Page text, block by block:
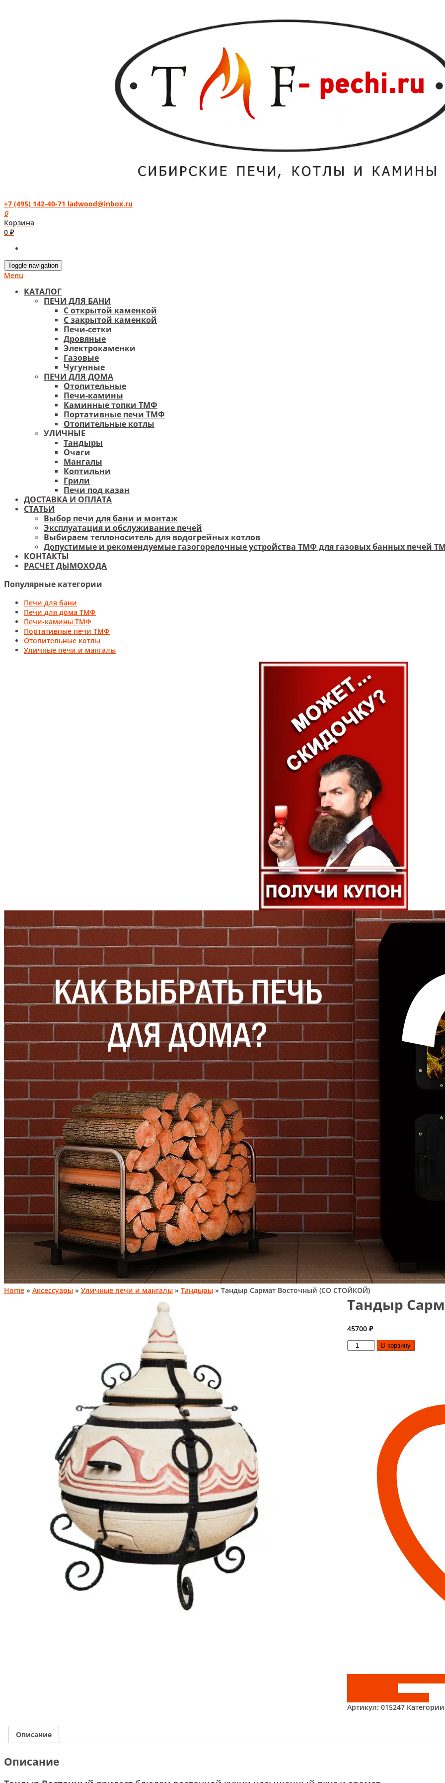
+7 (495) 142-40-71 ladwood@inbox.ru
0
Корзина
0 ₽
Toggle navigation
Menu
КАТАЛОГ
ПЕЧИ ДЛЯ БАНИ
С открытой каменкой
С закрытой каменкой
Печи-сетки
Дровяные
Электрокаменки
Газовые
Чугунные
ПЕЧИ ДЛЯ ДОМА
Отопительные
Печи-камины
Каминные топки ТМФ
Портативные печи ТМФ
Отопительные котлы
УЛИЧНЫЕ
Тандыры
Очаги
Мангалы
Коптильни
Грили
Печи под казан
ДОСТАВКА И ОПЛАТА
СТАТЬИ
Выбор печи для бани и монтаж
Эксплуатация и обслуживание печей
Выбираем теплоноситель для водогрейных котлов
Допустимые и рекомендуемые газогорелочные устройства ТМФ для газовых банных печей
КОНТАКТЫ
РАСЧЕТ ДЫМОХОДА
Популярные категории
Печи для бани
Печи для дома ТМФ
Печи-камины ТМФ
Портативные печи ТМФ
Отопительные котлы
Уличные печи и мангалы
Home » Аксессуары » Уличные печи и мангалы » Тандыры » Тандыр Сармат Восточный (СО СТОЙКОЙ)
Тандыр
45700 ₽
Количество
товара
В корзину
Артикул: 015247
Описание
Описание